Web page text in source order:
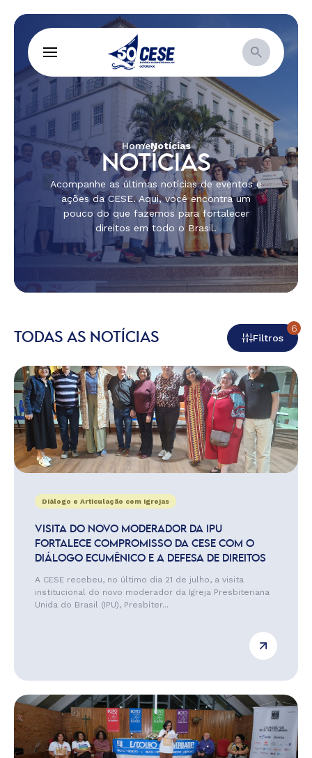
HomeNotícias
NOTÍCIAS
Acompanhe as últimas notícias de eventos e
ações da CESE. Aqui, você encontra um
pouco do que fazemos para fortalecer
direitos em todo o Brasil.
TODAS AS NOTÍCIAS Filtros
6
Diálogo e Articulação com Igrejas
VISITA DO NOVO MODERADOR DA IPU
FORTALECE COMPROMISSO DA CESE COM O
DIÁLOGO ECUMÊNICO E A DEFESA DE DIREITOS
A CESE recebeu, no último dia 21 de julho, a visita
institucional do novo moderador da Igreja Presbiteriana
Unida do Brasil (IPU), Presbíter...